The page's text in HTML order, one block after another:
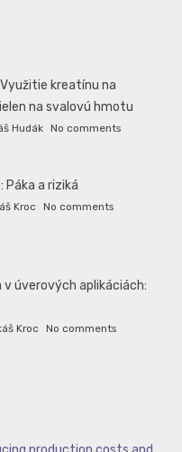
kreatínu na
na svalovú hmotu
Hudák No comments
Páka a riziká
Kroc No comments
v úverových aplikáciách:
Kroc No comments